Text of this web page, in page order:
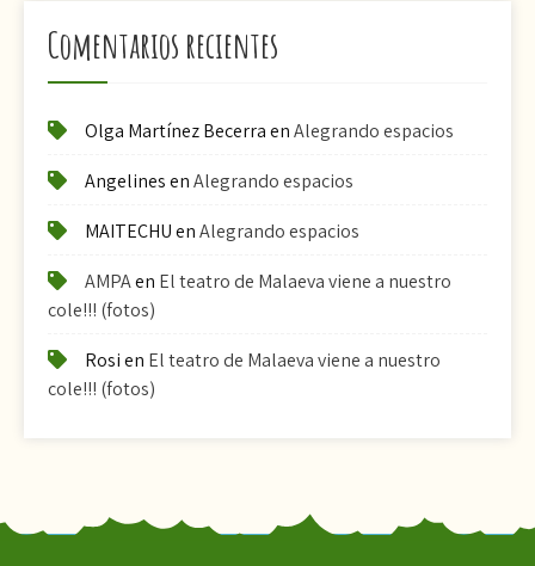
Comentarios recientes
Olga Martínez BecerraenAlegrando espacios
AngelinesenAlegrando espacios
MAITECHUenAlegrando espacios
AMPAen El teatro de Malaeva viene a nuestro
cole!!! (fotos)
Rosien El teatro de Malaeva viene a nuestro
cole!!! (fotos)